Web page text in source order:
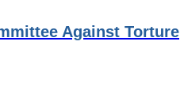
Against Torture